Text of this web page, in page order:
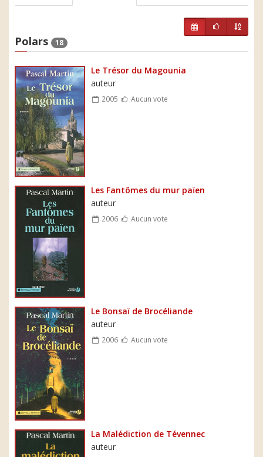
Polars 18
Le Trésor du Magounia
auteur
2005 Aucun vote
Les Fantômes du mur païen
auteur
2006 Aucun vote
Le Bonsaï de Brocéliande
auteur
2006 Aucun vote
La Malédiction de Tévennec
auteur